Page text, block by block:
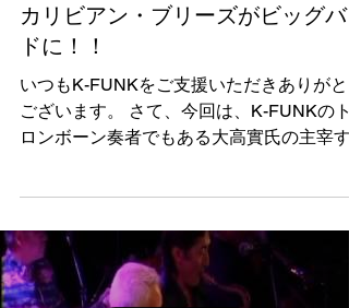
カリビアン・ブリーズがビッグバ
ドに！！
いつもK-FUNKをご支援いただきありがと
ロンボーン奏者でもある大高實氏の主宰す
5月25日渋谷さくらホール。本格的なキュ
バンラテン、しかも24名編成のビッグバン
ドでの特別なステージです。...